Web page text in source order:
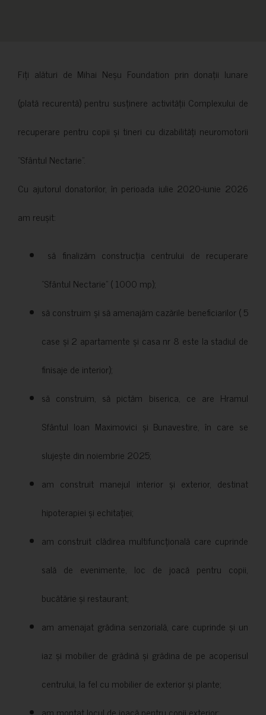
Fiți alături de Mihai Neșu Foundation prin donații lunare
(plată recurentă) pentru susținere activității Complexului de
recuperare pentru copii și tineri cu dizabilități neuromotorii
”Sfântul Nectarie”.
Cu ajutorul donatorilor, în perioada iulie 2020-iunie 2026
am reușit:
să finalizăm construcția centrului de recuperare
”Sfântul Nectarie” ( 1000 mp);
să construim și să amenajăm cazările beneficiarilor ( 5
case și 2 apartamente și casa nr 8 este la stadiul de
finisaje de interior);
să construim, să pictăm biserica, ce are Hramul
Sfântul Ioan Maximovici și Bunavestire, în care se
slujește din noiembrie 2025;
am construit manejul interior și exterior, destinat
hipoterapiei și echitației;
am construit clădirea multifuncțională care cuprinde
sală de evenimente, loc de joacă pentru copii,
bucătărie și restaurant;
am amenajat grădina senzorială, care cuprinde și un
iaz și mobilier de grădină și grădina de pe acoperisul
centrului, la fel cu mobilier de exterior și plante;